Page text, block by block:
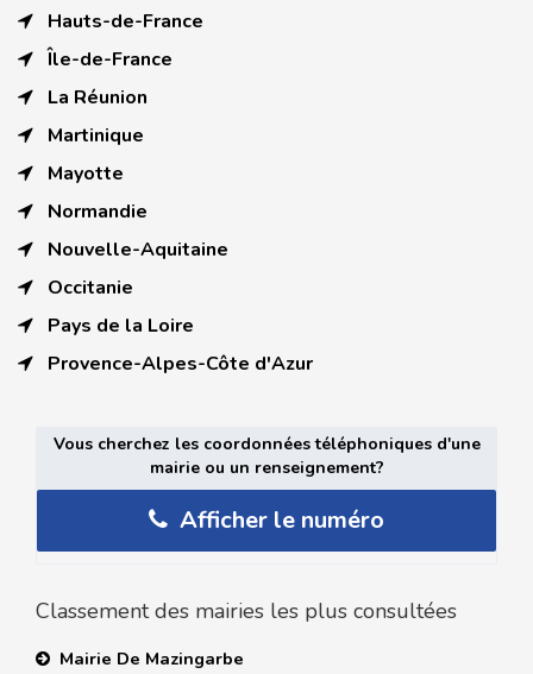
Hauts-de-France
Île-de-France
La Réunion
Martinique
Mayotte
Normandie
Nouvelle-Aquitaine
Occitanie
Pays de la Loire
Provence-Alpes-Côte d'Azur
Vous cherchez les coordonnées téléphoniques d'une
mairie ou un renseignement?
Afficher le numéro
Classement des mairies les plus consultées
Mairie De Mazingarbe